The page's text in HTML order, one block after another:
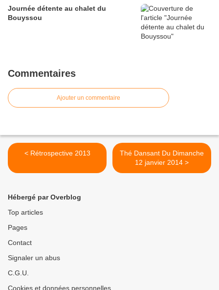
Journée détente au chalet du
Bouyssou
Commentaires
Ajouter un commentaire
< Rétrospective 2013
Thé Dansant Du Dimanche
12 janvier 2014 >
Hébergé par Overblog
Top articles
Pages
Contact
Signaler un abus
C.G.U.
Cookies et données personnelles